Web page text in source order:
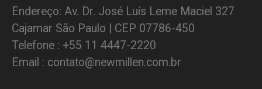
Endereço: Av. Dr. José Luís Leme Maciel 327
Cajamar São Paulo | CEP 07786-450
Telefone : +55 11 4447-2220
Email : contato@newmillen.com.br